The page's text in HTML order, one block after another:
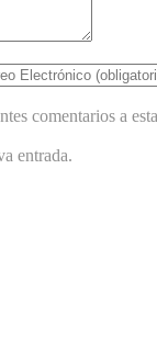
comentarios a
entrada.